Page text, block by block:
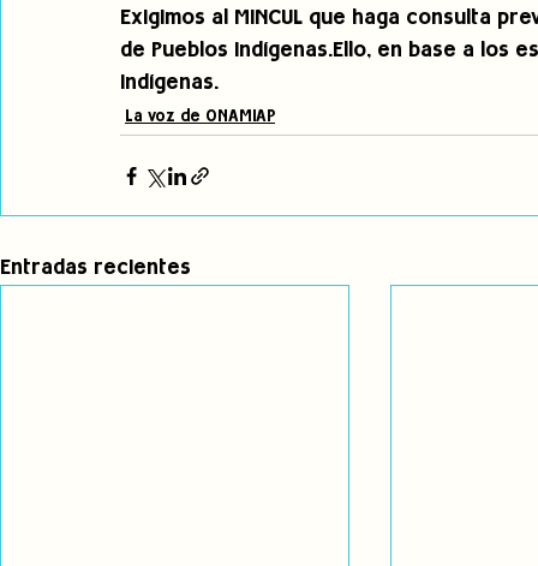
Exigimos al MINCUL que haga consulta
de Pueblos Indígenas.Ello, en base a
indígenas.
La voz de ONAMIAP
Entradas recientes